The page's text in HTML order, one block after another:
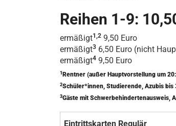
Reihen 1-9:
ermäßigt1,2 9,50 Euro
ermäßigt3 6,50 Euro (nicht
ermäßigt4 9,50 Euro
1 Rentner (außer Hauptvorstellung um
2Schüler*innen, Studierende, Azubis
3Gäste mit Schwerbehindertenausweis,
Eintrittskarten Regulär